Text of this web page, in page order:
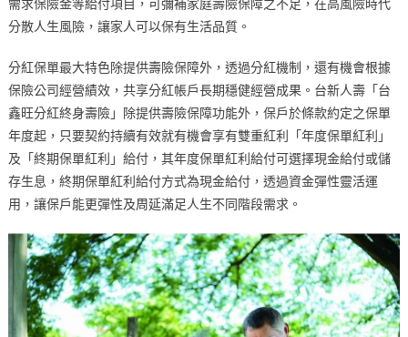
分散人生風險，讓家人可以保有生活品質。
分紅保單最大特色除提供壽險保障外，透過分紅機制，還有機會根據
保險公司經營績效，共享分紅帳戶長期穩健經營成果。台新人壽「台
鑫旺分紅終身壽險」除提供壽險保障功能外，保戶於條款約定之保單
年度起，只要契約持續有效就有機會享有雙重紅利「年度保單紅利」
及「終期保單紅利」給付，其年度保單紅利給付可選擇現金給付或儲
存生息，終期保單紅利給付方式為現金給付，透過資金彈性靈活運
用，讓保戶能更彈性及周延滿足人生不同階段需求。